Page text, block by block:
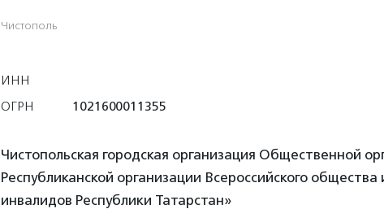
Чистополь
ИНН
ОГРН
1021600011355
Чистопольская городская организация Общественной
Республиканской организации Всероссийского
инвалидов Республики Татарстан»